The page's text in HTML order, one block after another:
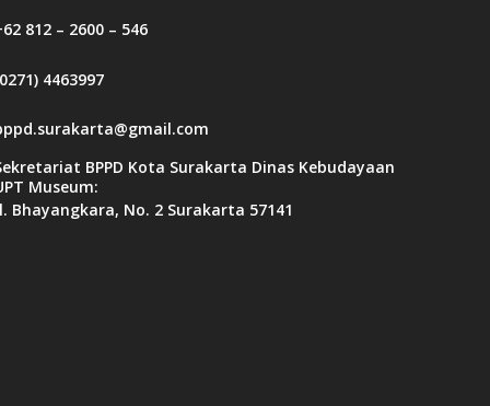
812 – 2600 – 546
4463997
BPPD Kota Surakarta Dinas Kebudayaan
Museum:
Bhayangkara, No. 2 Surakarta 57141